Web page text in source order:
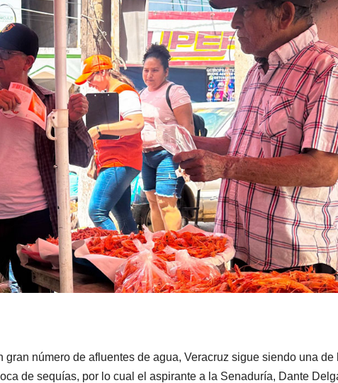
gran número de afluentes de agua, Veracruz sigue siendo una de
de sequías, por lo cual el aspirante a la Senaduría, Dante